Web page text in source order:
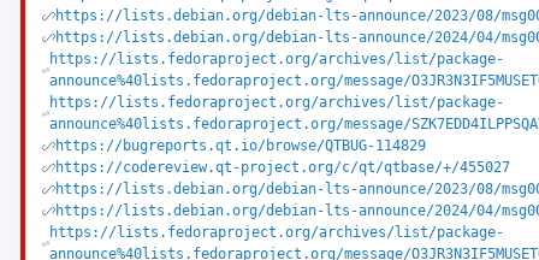
https://lists.debian.org/debian-lts-announce/2023/08/
https://lists.debian.org/debian-lts-announce/2024/04/
https://lists.fedoraproject.org/archives/list/package-
announce%40lists.fedoraproject.org/message/
https://lists.fedoraproject.org/archives/list/package-
announce%40lists.fedoraproject.org/message/
https://bugreports.qt.io/browse/QTBUG-114829
https://codereview.qt-project.org/c/qt/qtbase/+/455027
https://lists.debian.org/debian-lts-announce/2023/08/
https://lists.debian.org/debian-lts-announce/2024/04/
https://lists.fedoraproject.org/archives/list/package-
announce%40lists.fedoraproject.org/message/